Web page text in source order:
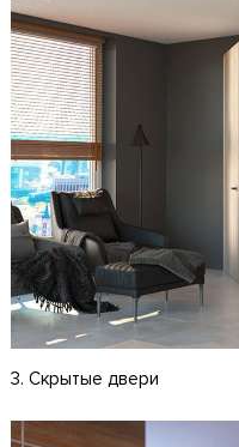
3. Скрытые двери